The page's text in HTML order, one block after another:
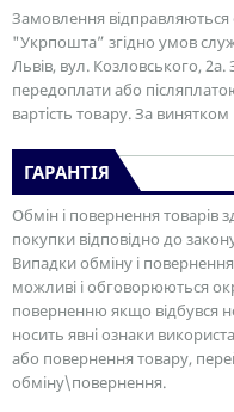
Замовлення
"Укрпошта” згідно умов
Львів, вул. Козловського,
передоплати або
вартість товару. За
ГАРАНТІЯ
Обмін і повернення товарів
покупки відповідно до
Випадки обміну і
можливі і обговорюються
поверненню якщо відбувся
носить явні ознаки
або повернення товару,
обміну\повернення.